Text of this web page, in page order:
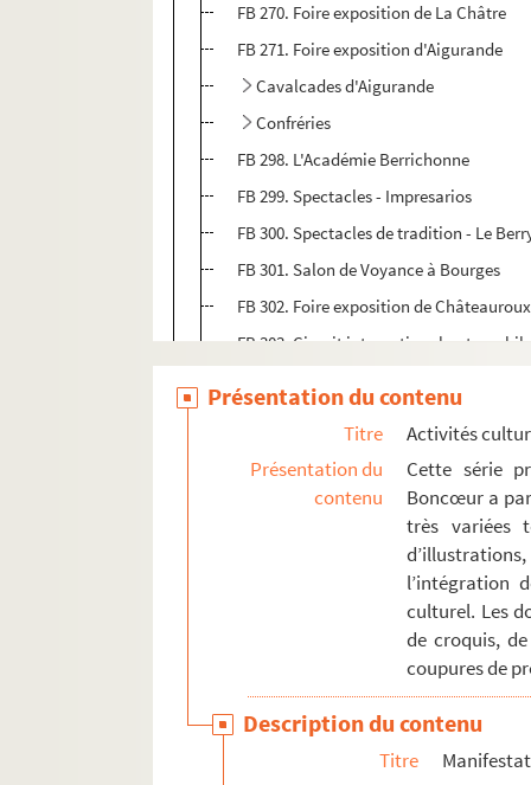
FB 270. Foire exposition de La Châtre
FB 271. Foire exposition d'Aigurande
Cavalcades d'Aigurande
Confréries
FB 298. L'Académie Berrichonne
FB 299. Spectacles - Impresarios
FB 300. Spectacles de tradition - Le
FB 301. Salon de Voyance à Bourges
FB 302. Foire exposition de Châteauroux
FB 303. Circuit international
Activités touristiques
Documents personnels et familiaux
Présentation du contenu
Titre
Activités
Présentation du
contenu
Cette série
Boncœur a
très variées
l’intégration
culturel. Les
de croquis,
coupures de
Description du contenu
Titre